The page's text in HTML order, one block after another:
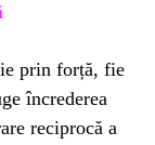
prin forță, fie
încrederea
reciprocă a